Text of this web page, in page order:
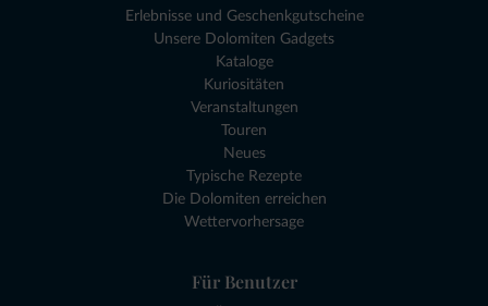
Erlebnisse und Geschenkgutscheine
Unsere Dolomiten Gadgets
Kataloge
Kuriositäten
Veranstaltungen
Touren
Neues
Typische Rezepte
Die Dolomiten erreichen
Wettervorhersage
Für Benutzer